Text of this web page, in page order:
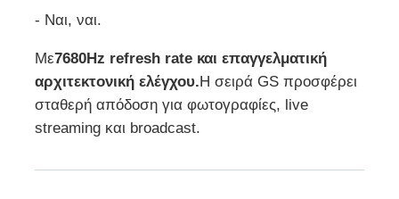
- Ναι, ναι.
Με7680Hz refresh rate και επαγγελματική
αρχιτεκτονική ελέγχου.Η σειρά GS προσφέρει
σταθερή απόδοση για φωτογραφίες, live
streaming και broadcast.